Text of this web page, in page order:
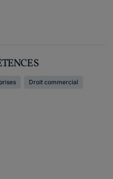
Droit commercial